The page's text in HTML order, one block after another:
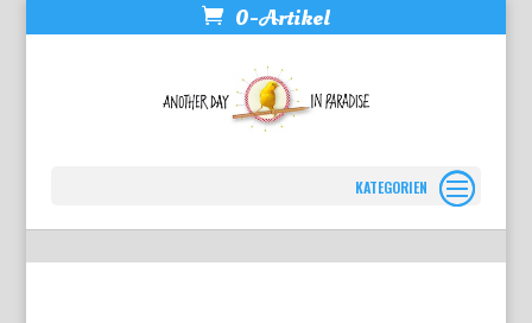
0-Artikel